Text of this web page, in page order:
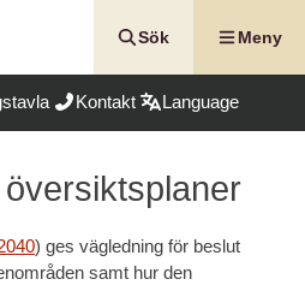
Sök Meny
Kontakt Language
) ges vägledning för beslut
samt hur den